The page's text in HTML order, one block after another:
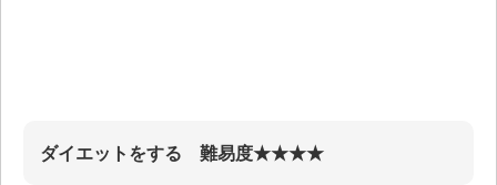
ダイエットをする 難易度★★★★